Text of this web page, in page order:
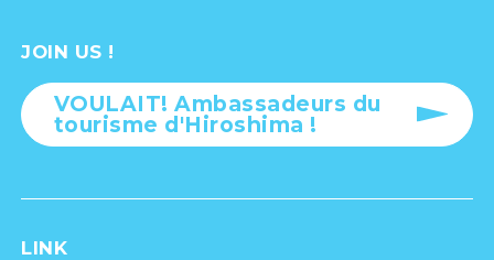
JOIN US !
VOULAIT! Ambassadeurs du
tourisme d'Hiroshima !
LINK